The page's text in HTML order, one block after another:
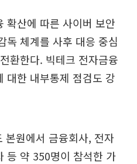
확산에 따른 사이버 보안
독 체계를 사후 대응 중심
환한다. 빅테크 전자금융
대한 내부통제 점검도 강
본원에서 금융회사, 전자
등 약 350명이 참석한 가